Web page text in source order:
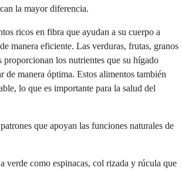
la mayor diferencia.
ricos en fibra que ayudan a su cuerpo a
manera eficiente. Las verduras, frutas, granos
proporcionan los nutrientes que su hígado
de manera óptima. Estos alimentos también
lo que es importante para la salud del
que apoyan las funciones naturales de
verde como espinacas, col rizada y rúcula que